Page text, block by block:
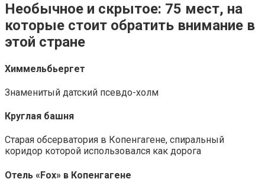
Необычное и скрытое: 75 мест, на
которые стоит обратить внимание в
этой стране
Химмельбьергет
Знаменитый датский псевдо-холм
Круглая башня
Старая обсерватория в Копенгагене, спиральный
коридор которой использовался как дорога
Отель «Fox» в Копенгагене